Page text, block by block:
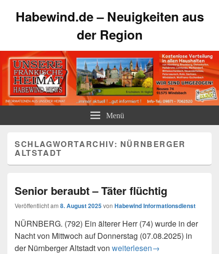
Habewind.de – Neuigkeiten aus
der Region
Menü
SCHLAGWORTARCHIV: NÜRNBERGER
ALTSTADT
Senior beraubt – Täter flüchtig
Veröffentlicht am 8. August 2025von Habewind Informationsdienst
NÜRNBERG. (792) Ein älterer Herr (74) wurde in der
Nacht von Mittwoch auf Donnerstag (07.08.2025) in
der Nürnberger Altstadt von Senior beraubt – Täter flüchtig
weiterlesen→